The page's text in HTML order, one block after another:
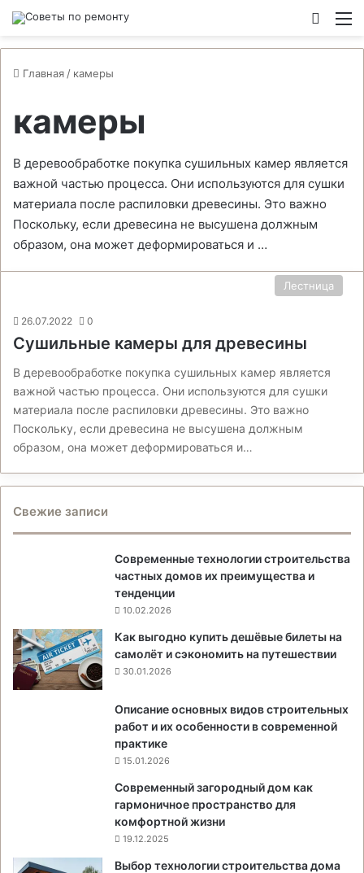
Главная / камеры
камеры
В деревообработке покупка сушильных камер является
важной частью процесса. Они используются для сушки
материала после распиловки древесины. Это важно
Поскольку, если древесина не высушена должным
образом, она может деформироваться и …
Лестница
26.07.2022 0
Сушильные камеры для древесины
В деревообработке покупка сушильных камер является
важной частью процесса. Они используются для сушки
материала после распиловки древесины. Это важно
Поскольку, если древесина не высушена должным
образом, она может деформироваться и…
Свежие записи
Современные технологии строительства
частных домов их преимущества и
тенденции
10.02.2026
Как выгодно купить дешёвые билеты на
самолёт и сэкономить на путешествии
30.01.2026
Описание основных видов строительных
работ и их особенности в современной
практике
15.01.2026
Современный загородный дом как
гармоничное пространство для
комфортной жизни
19.12.2025
Выбор технологии строительства дома